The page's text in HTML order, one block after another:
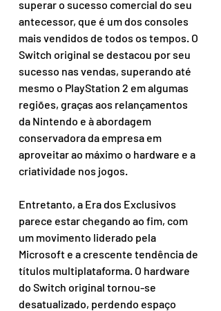
superar o sucesso comercial do seu
antecessor, que é um dos consoles
mais vendidos de todos os tempos. O
Switch original se destacou por seu
sucesso nas vendas, superando até
mesmo o PlayStation 2 em algumas
regiões, graças aos relançamentos
da Nintendo e à abordagem
conservadora da empresa em
aproveitar ao máximo o hardware e a
criatividade nos jogos.
Entretanto, a Era dos Exclusivos
parece estar chegando ao fim, com
um movimento liderado pela
Microsoft e a crescente tendência de
títulos multiplataforma. O hardware
do Switch original tornou-se
desatualizado, perdendo espaço